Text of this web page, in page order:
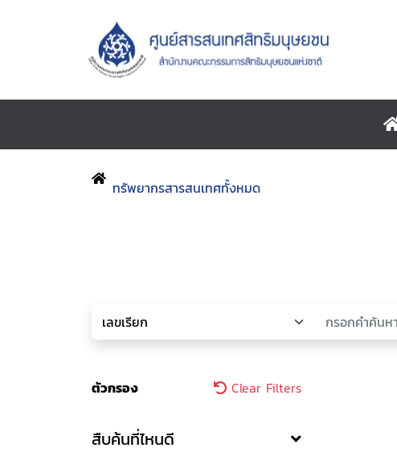
ทรัพยากรสารสนเทศทั้งหมด
ตัวกรอง Clear Filters
สืบค้นที่ไหนดี